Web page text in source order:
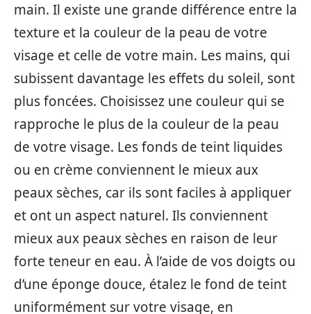
main. Il existe une grande différence entre la
texture et la couleur de la peau de votre
visage et celle de votre main. Les mains, qui
subissent davantage les effets du soleil, sont
plus foncées. Choisissez une couleur qui se
rapproche le plus de la couleur de la peau
de votre visage. Les fonds de teint liquides
ou en crème conviennent le mieux aux
peaux sèches, car ils sont faciles à appliquer
et ont un aspect naturel. Ils conviennent
mieux aux peaux sèches en raison de leur
forte teneur en eau. À l’aide de vos doigts ou
d’une éponge douce, étalez le fond de teint
uniformément sur votre visage, en